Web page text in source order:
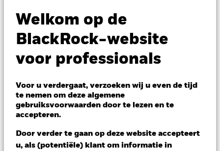
Welkom op de
BlackRock-website
voor professionals
Voor u verdergaat, verzoeken wij u even de tijd
te nemen om deze algemene
gebruiksvoorwaarden door te lezen en te
accepteren.
Door verder te gaan op deze website accepteert
u, als (potentiële) klant om informatie in
EXHC
Government
Germany 2.5-
5.5yr UCITS ETF
(DE)
NAV per 07/aug/2026
Variatie 52wk: 92,70 - 95,07